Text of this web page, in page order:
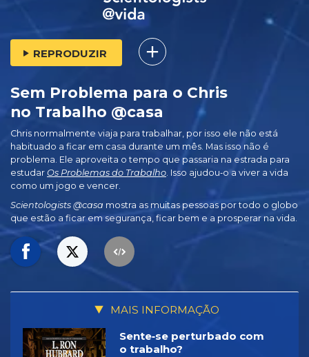
REPRODUZIR
Sem Problema para o Chris
no Trabalho @casa
Chris normalmente viaja para trabalhar, por isso ele não está
habituado a ficar em casa durante um mês. Mas isso não é
problema. Ele aproveita o tempo que passaria na estrada para
estudar Os Problemas do Trabalho . Isso ajudou‑o a viver a vida
como um jogo e vencer.
Scientologists @casa mostra as muitas pessoas por todo o globo
que estão a ficar em segurança, ficar bem e a prosperar na vida.
MAIS INFORMAÇÃO
Sente‑se perturbado com
o trabalho?